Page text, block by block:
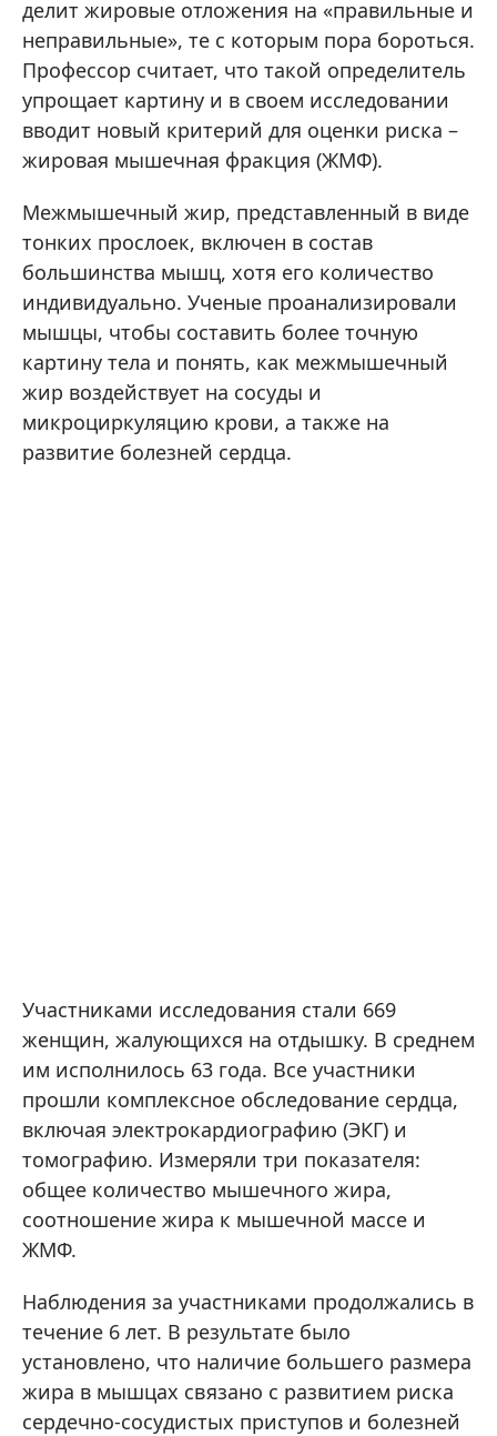
делит жировые отложения на «правильные и
неправильные», те с которым пора бороться.
Профессор считает, что такой определитель
упрощает картину и в своем исследовании
вводит новый критерий для оценки риска –
жировая мышечная фракция (ЖМФ).
Межмышечный жир, представленный в виде
тонких прослоек, включен в состав
большинства мышц, хотя его количество
индивидуально. Ученые проанализировали
мышцы, чтобы составить более точную
картину тела и понять, как межмышечный
жир воздействует на сосуды и
микроциркуляцию крови, а также на
развитие болезней сердца.
Участниками исследования стали 669
женщин, жалующихся на отдышку. В среднем
им исполнилось 63 года. Все участники
прошли комплексное обследование сердца,
включая электрокардиографию (ЭКГ) и
томографию. Измеряли три показателя:
общее количество мышечного жира,
соотношение жира к мышечной массе и
ЖМФ.
Наблюдения за участниками продолжались в
течение 6 лет. В результате было
установлено, что наличие большего размера
жира в мышцах связано с развитием риска
сердечно-сосудистых приступов и болезней